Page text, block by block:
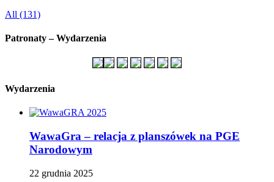
All (131)
Patronaty – Wydarzenia
Wydarzenia
WawaGra – relacja z planszówek na PGE
Narodowym
22 grudnia 2025